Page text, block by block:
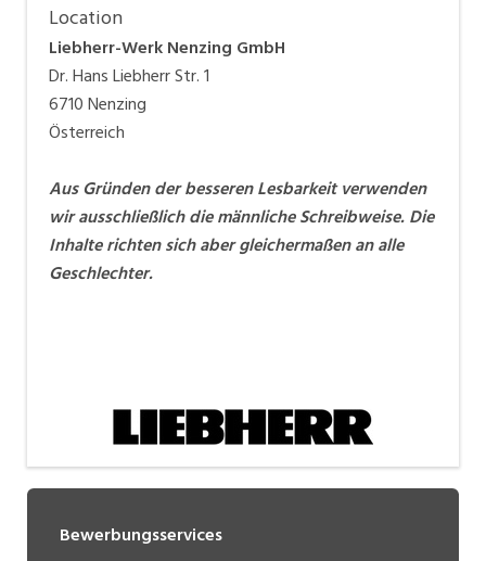
Location
Liebherr-Werk Nenzing GmbH
Dr. Hans Liebherr Str. 1
6710 Nenzing
Österreich
Aus Gründen der besseren Lesbarkeit verwenden
wir ausschließlich die männliche Schreibweise. Die
Inhalte richten sich aber gleichermaßen an alle
Geschlechter.
Bewerbungsservices